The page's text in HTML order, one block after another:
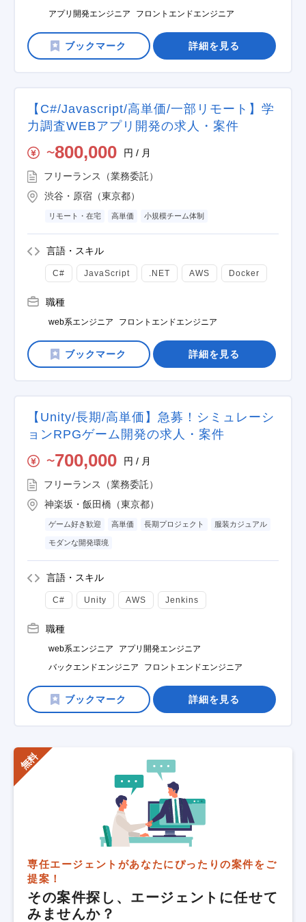
アプリ開発エンジニア フロントエンドエンジニア
詳細を見る
【C#/Javascript/高単価/一部リモート】学
力調査WEBアプリ開発の求人・案件
〜800,000 円 / 月
フリーランス（業務委託）
渋谷・原宿（東京都）
リモート・在宅 高単価 小規模チーム体制
言語・スキル
C# JavaScript .NET AWS Docker
職種
web系エンジニア フロントエンドエンジニア
詳細を見る
【Unity/長期/高単価】急募！シミュレーシ
ョンRPGゲーム開発の求人・案件
〜700,000 円 / 月
フリーランス（業務委託）
神楽坂・飯田橋（東京都）
ゲーム好き歓迎 高単価 長期プロジェクト 服装カジュアル
モダンな開発環境
言語・スキル
C# Unity AWS Jenkins
職種
web系エンジニア
アプリ開発エンジニア
バックエンドエンジニア
フロントエンドエンジニア
詳細を見る
専任エージェントがあなたにぴったりの案件をご
提案！
その案件探し、エージェントに任せて
みませんか？